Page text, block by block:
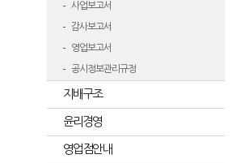
사업보고서
감사보고서
영업보고서
공시정보관리규정
지배구조
윤리경영
영업점안내